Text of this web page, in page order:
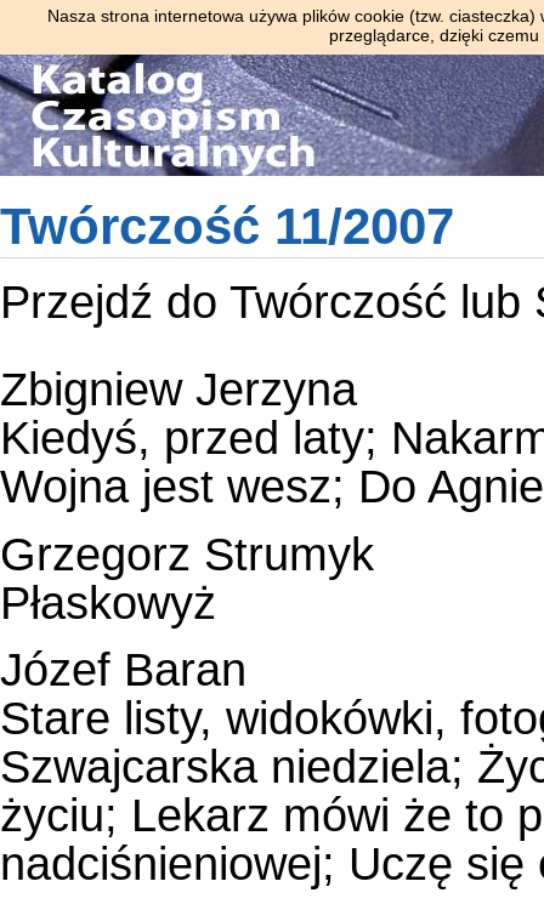
Nasza strona internetowa używa plików cookie (tzw.
przeglądarce, dzięki
Twórczość 11/2007
Przejdź do Twórczość lub
Zbigniew Jerzyna
Kiedyś, przed laty;
Wojna jest wesz; Do
Grzegorz Strumyk
Płaskowyż
Józef Baran
Stare listy, widokówki,
Szwajcarska niedziela;
życiu; Lekarz mówi że to
nadciśnieniowej; Uczę się